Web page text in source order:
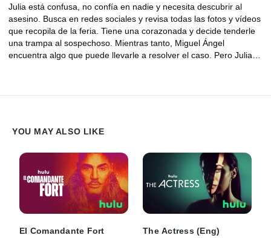
Julia está confusa, no confía en nadie y necesita descubrir al
asesino. Busca en redes sociales y revisa todas las fotos y vídeos
que recopila de la feria. Tiene una corazonada y decide tenderle
una trampa al sospechoso. Mientras tanto, Miguel Ángel
encuentra algo que puede llevarle a resolver el caso. Pero Julia
YOU MAY ALSO LIKE
El Comandante Fort The Actress (Eng)